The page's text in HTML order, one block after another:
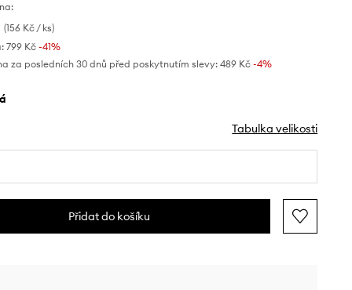
(156 Kč / ks)
799 Kč-41%
za posledních 30 dnů před poskytnutím slevy: 489 Kč -4%
Tabulka velikosti
Přidat do košíku